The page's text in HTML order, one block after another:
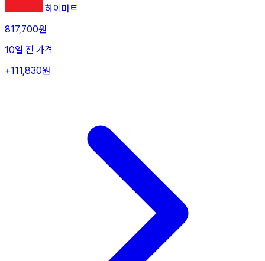
하이마트
817,700원
10일 전 가격
+111,830원